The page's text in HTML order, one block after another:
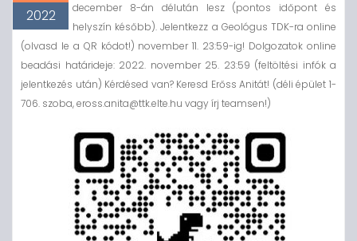
2022
december 8-án délután lesz (pontos időpont és
helyszín később). Jelentkezz a Geológus TDK-ra online
(olvasd le a QR kódot!) november 11. 23:59-ig! Dolgozatok online
beadási határideje: 2022. november 25. 23:59 (feltöltési infók a
jelentkezés után) Kérdésed van? Keresd Erőss Anitát! (déli épület 1-
706. szoba, eross.anita@ttk.elte.hu vagy írj teamsen!)